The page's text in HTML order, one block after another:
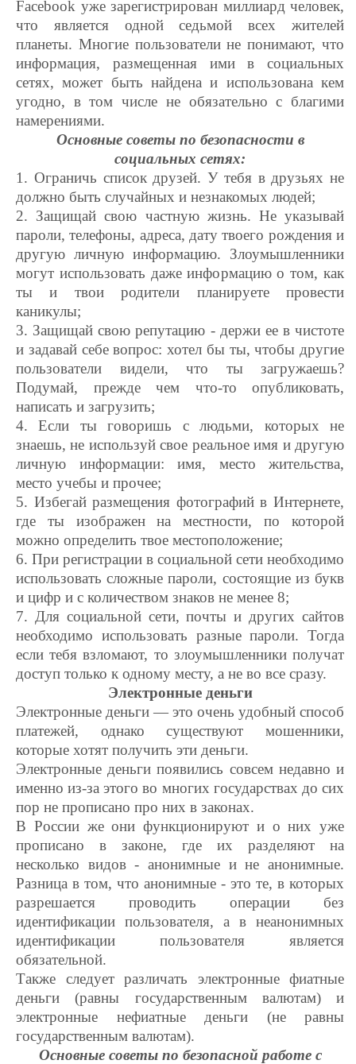
Facebook уже зарегистрирован миллиард человек,
что является одной седьмой всех жителей
планеты. Многие пользователи не понимают, что
информация, размещенная ими в социальных
сетях, может быть найдена и использована кем
угодно, в том числе не обязательно с благими
намерениями.
Основные советы по безопасности в
социальных сетях:
1. Ограничь список друзей. У тебя в друзьях не
должно быть случайных и незнакомых людей;
2. Защищай свою частную жизнь. Не указывай
пароли, телефоны, адреса, дату твоего рождения и
другую личную информацию. Злоумышленники
могут использовать даже информацию о том, как
ты и твои родители планируете провести
каникулы;
3. Защищай свою репутацию - держи ее в чистоте
и задавай себе вопрос: хотел бы ты, чтобы другие
пользователи видели, что ты загружаешь?
Подумай, прежде чем что-то опубликовать,
написать и загрузить;
4. Если ты говоришь с людьми, которых не
знаешь, не используй свое реальное имя и другую
личную информации: имя, место жительства,
место учебы и прочее;
5. Избегай размещения фотографий в Интернете,
где ты изображен на местности, по которой
можно определить твое местоположение;
6. При регистрации в социальной сети необходимо
использовать сложные пароли, состоящие из букв
и цифр и с количеством знаков не менее 8;
7. Для социальной сети, почты и других сайтов
необходимо использовать разные пароли. Тогда
если тебя взломают, то злоумышленники получат
доступ только к одному месту, а не во все сразу.
Электронные деньги
Электронные деньги — это очень удобный способ
платежей, однако существуют мошенники,
которые хотят получить эти деньги.
Электронные деньги появились совсем недавно и
именно из-за этого во многих государствах до сих
пор не прописано про них в законах.
В России же они функционируют и о них уже
прописано в законе, где их разделяют на
несколько видов - анонимные и не анонимные.
Разница в том, что анонимные - это те, в которых
разрешается проводить операции без
идентификации пользователя, а в неанонимных
идентификации пользователя является
обязательной.
Также следует различать электронные фиатные
деньги (равны государственным валютам) и
электронные нефиатные деньги (не равны
государственным валютам).
Основные советы по безопасной работе с